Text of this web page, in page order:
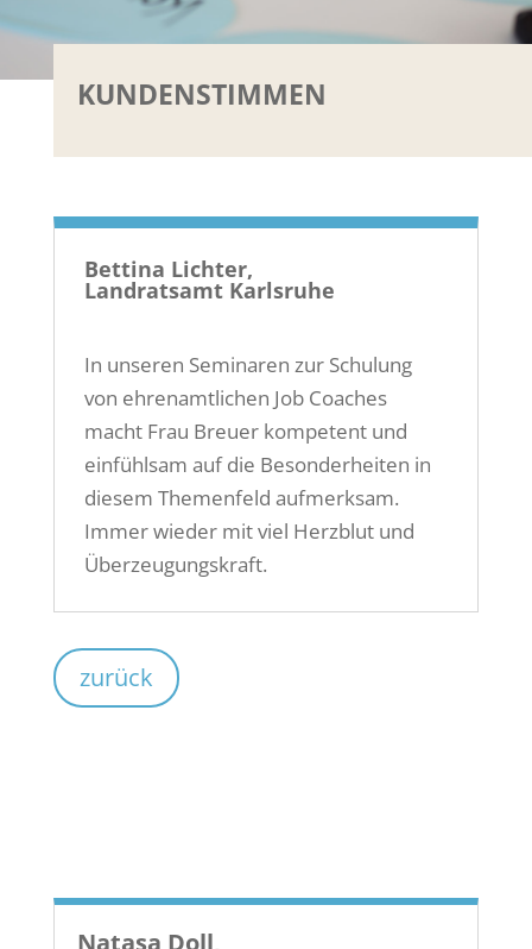
KUNDENSTIMMEN
Bettina Lichter,
Landratsamt Karlsruhe
In unseren Seminaren zur Schulung
von ehrenamtlichen Job Coaches
macht Frau Breuer kompetent und
einfühlsam auf die Besonderheiten in
diesem Themenfeld aufmerksam.
Immer wieder mit viel Herzblut und
Überzeugungskraft.
zurück
Natasa Doll,